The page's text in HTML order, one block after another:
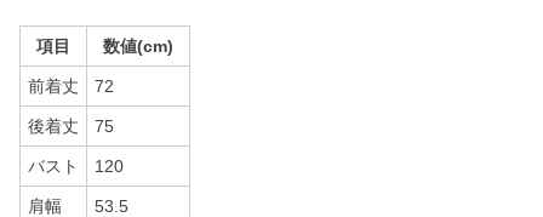
項目 数値(cm)
前着丈 72
後着丈 75
バスト 120
肩幅 53.5